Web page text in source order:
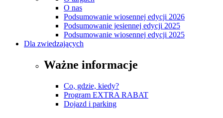
O nas
Podsumowanie wiosennej edycji 2026
Podsumowanie jesiennej edycji 2025
Podsumowanie wiosennej edycji 2025
Dla zwiedzających
Ważne informacje
Co, gdzie, kiedy?
Program EXTRA RABAT
Dojazd i parking